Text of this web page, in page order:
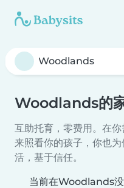
Woodlands的
互助托育，零费用。在
来照看你的孩子，你也
活，基于信任。
当前在Woodlands没